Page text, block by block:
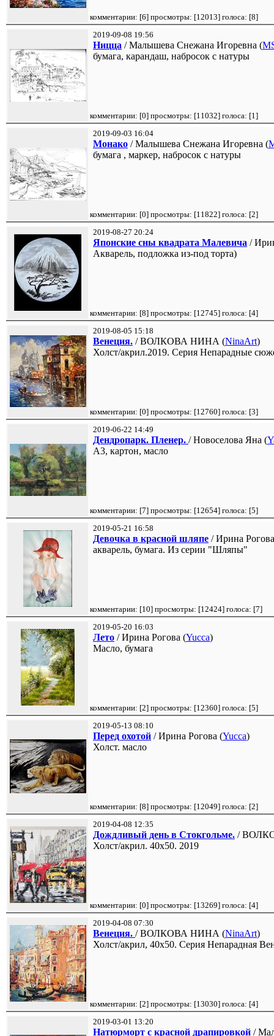
комментарии: [6] просмотры: [12013] голоса: [8]
2019-09-08 19:56
Ницца / Малышева Снежана Игоревна (
бумага, карандаш, набросок с натуры
комментарии: [0] просмотры: [11032] голоса: [1]
2019-09-03 16:04
Монако / Малышева Снежана Игоревна (
бумага , маркер, набросок с натуры
комментарии: [0] просмотры: [11822] голоса: [2]
2019-08-27 20:24
Японские сны квадрата Малевича /
Акварель, подложка из-под торта)
комментарии: [8] просмотры: [12745] голоса: [4]
2019-08-05 15:18
Венеция. / ВОЛКОВА НИНА (NinaArt)
Холст/акрил.2019. Серия Непарадные
комментарии: [0] просмотры: [12760] голоса: [3]
2019-06-22 14:49
Дендропарк. Пленер. / Новоселова Яна (
А3, картон, масло
комментарии: [7] просмотры: [12654] голоса: [5]
2019-05-21 16:58
Девочка в красной шляпе / Ирина
акварель, бумага. Из серии "Шляпы"
комментарии: [10] просмотры: [12424] голоса: [7]
2019-05-20 16:03
Лето / Ирина Рогова (Yucca)
Масло, бумага
комментарии: [2] просмотры: [12360] голоса: [5]
2019-05-13 08:10
Перед охотой / Ирина Рогова (Yucca)
Холст. масло
комментарии: [8] просмотры: [12049] голоса: [2]
2019-04-08 12:35
Дождливый день в Стокгольме. /
Холст/акрил. 40х50. 2019
комментарии: [0] просмотры: [13269] голоса: [4]
2019-04-08 07:30
Венеция. / ВОЛКОВА НИНА (NinaArt)
Холст/акрил, 40х50. Серия Непарадная
комментарии: [2] просмотры: [13030] голоса: [4]
2019-03-01 13:20
Натюрморт с красной драпировкой /